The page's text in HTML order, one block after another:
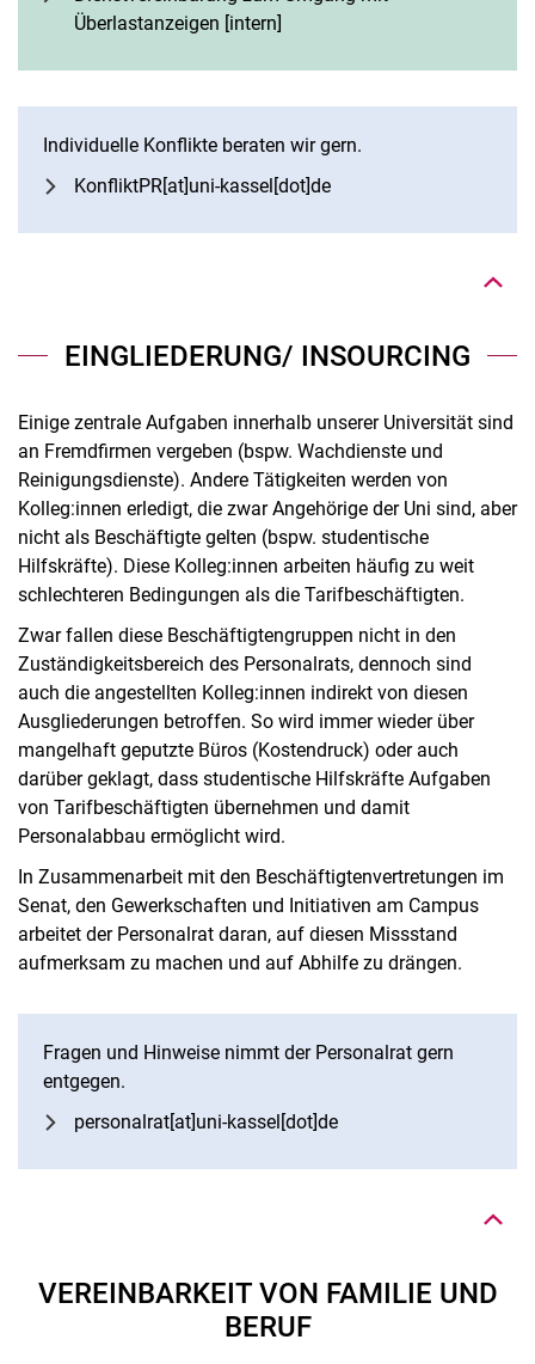
Überlastanzeigen [intern]
Individuelle Konflikte beraten wir gern.
KonfliktPR[at]uni-kassel[dot]de
Nach oben
EINGLIEDERUNG/ INSOURCING
Einige zentrale Aufgaben innerhalb unserer Universität sind
an Fremdfirmen vergeben (bspw. Wachdienste und
Reinigungsdienste). Andere Tätigkeiten werden von
Kolleg:innen erledigt, die zwar Angehörige der Uni sind, aber
nicht als Beschäftigte gelten (bspw. studentische
Hilfskräfte). Diese Kolleg:innen arbeiten häufig zu weit
schlechteren Bedingungen als die Tarifbeschäftigten.
Zwar fallen diese Beschäftigtengruppen nicht in den
Zuständigkeitsbereich des Personalrats, dennoch sind
auch die angestellten Kolleg:innen indirekt von diesen
Ausgliederungen betroffen. So wird immer wieder über
mangelhaft geputzte Büros (Kostendruck) oder auch
darüber geklagt, dass studentische Hilfskräfte Aufgaben
von Tarifbeschäftigten übernehmen und damit
Personalabbau ermöglicht wird.
In Zusammenarbeit mit den Beschäftigtenvertretungen im
Senat, den Gewerkschaften und Initiativen am Campus
arbeitet der Personalrat daran, auf diesen Missstand
aufmerksam zu machen und auf Abhilfe zu drängen.
Fragen und Hinweise nimmt der Personalrat gern
entgegen.
personalrat[at]uni-kassel[dot]de
Nach oben
VEREINBARKEIT VON FAMILIE UND
BERUF